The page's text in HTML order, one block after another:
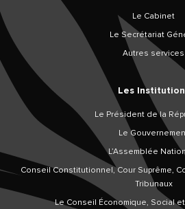
Le Cabinet
Le Secrétariat
Autres services
Les
Le Président de la
Le
L’Assemblée
Conseil Constitutionnel, Cour Suprême,
Tribunaux
Le Conseil Économique, Social